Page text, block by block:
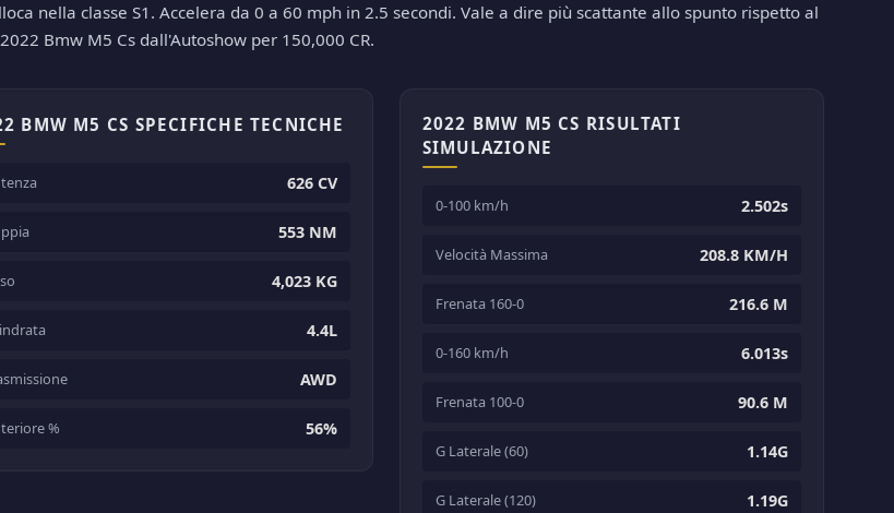
nella classe S1. Accelera da 0 a 60 mph in 2.5 secondi. Vale a dire più scattante allo spunto rispetto al
Bmw M5 Cs dall'Autoshow per 150,000 CR.
BMW M5 CS SPECIFICHE TECNICHE
626 CV
553 NM
4,023 KG
4.4L
AWD
% 56%
2022 BMW M5 CS RISULTATI
SIMULAZIONE
0-100 km/h 2.502s
Velocità Massima 208.8 KM/H
Frenata 160-0 216.6 M
0-160 km/h 6.013s
Frenata 100-0 90.6 M
G Laterale (60) 1.14G
G Laterale (120) 1.19G